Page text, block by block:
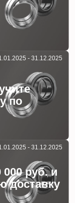
по
- 31.12.2025
000 руб. и
доставку
- 31.12.2025